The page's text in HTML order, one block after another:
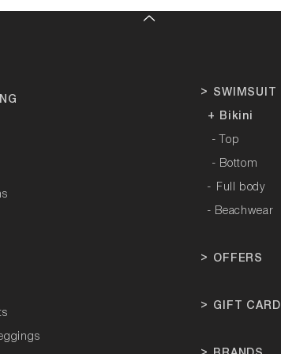
> SWIMSUIT
+ Bikini
- Top
- Bottom
- Full body
- Beachwear
> OFFERS
> GIFT CARD